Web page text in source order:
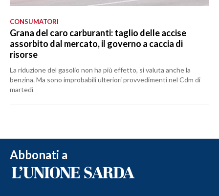
CONSUMATORI
Grana del caro carburanti: taglio delle accise
assorbito dal mercato, il governo a caccia di
risorse
La riduzione del gasolio non ha più effetto, si valuta anche la
benzina. Ma sono improbabili ulteriori provvedimenti nel Cdm di
martedì
Abbonati a